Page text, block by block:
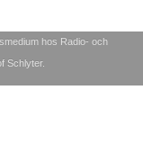
hos Radio- och
Schlyter.